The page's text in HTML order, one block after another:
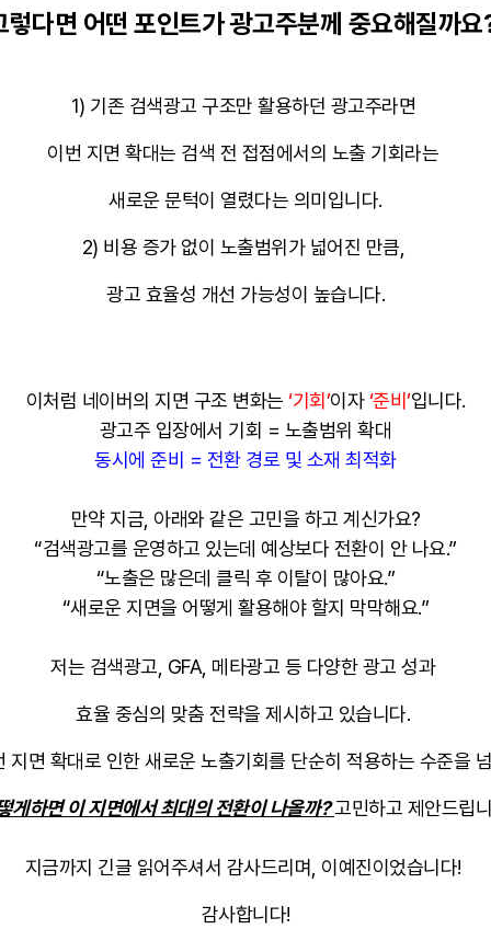
렇다면 어떤 포인트가 광고주분께 중요해질까요
1) 기존 검색광고 구조만 활용하던 광고주라면
이번 지면 확대는 검색 전 접점에서의 노출 기회라는
새로운 문턱이 열렸다는 의미입니다.
2) 비용 증가 없이 노출범위가 넓어진 만큼,
광고 효율성 개선 가능성이 높습니다.
이처럼 네이버의 지면 구조 변화는 ‘기회’이자‘준비’입니다.
광고주 입장에서 기회 = 노출범위 확대
동시에 준비 = 전환 경로 및 소재 최적화
만약 지금, 아래와 같은 고민을 하고 계신가요?
“검색광고를 운영하고 있는데 예상보다 전환이 안 나요.”
“노출은 많은데 클릭 후 이탈이 많아요.”
“새로운 지면을 어떻게 활용해야 할지 막막해요.”
저는 검색광고, GFA, 메타광고 등 다양한 광고 성과
효율 중심의 맞춤 전략을 제시하고 있습니다.
지면 확대로 인한 새로운 노출기회를 단순히 적용하는 수준을
게하면 이 지면에서 최대의 전환이 나올까?고민하고 제안드립
지금까지 긴글 읽어주셔서 감사드리며, 이예진이었습니다!
감사합니다!